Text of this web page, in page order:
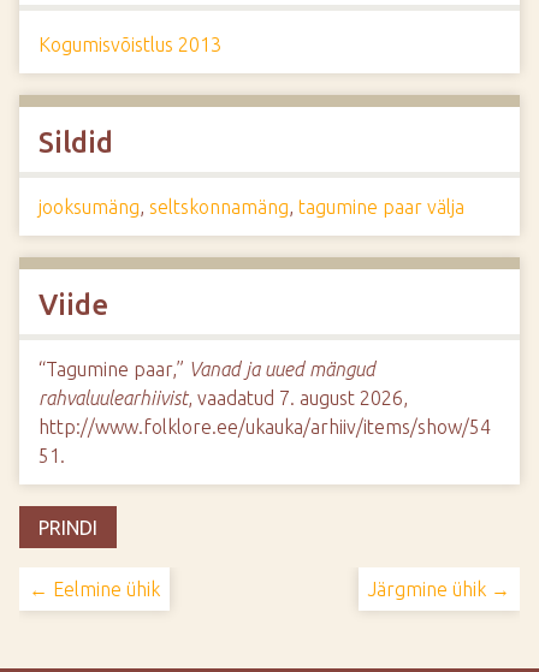
Kogumisvõistlus 2013
Sildid
jooksumäng, seltskonnamäng, tagumine paar välja
Viide
“Tagumine paar,” Vanad ja uued mängud
rahvaluulearhiivist, vaadatud 7. august 2026,
http://www.folklore.ee/ukauka/arhiiv/items/show/54
51 .
PRINDI
← Eelmine ühik Järgmine ühik →